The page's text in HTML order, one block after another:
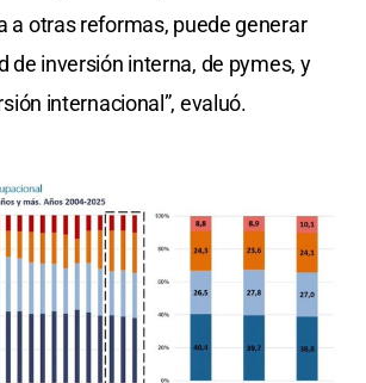
a otras reformas, puede generar
de inversión interna, de pymes, y
internacional”, evaluó.